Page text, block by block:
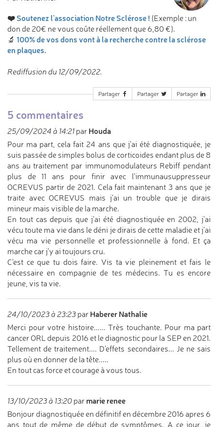
❤️Soutenez l'association Notre Sclérose ! (Exemple : un
don de 20€ ne vous coûte réellement que 6,80 €).
🔬 100% de vos dons vont à la recherche contre la sclérose
en plaques.
Rediffusion du 12/09/2022.
Partager Partager Partager
5 commentaires
25/09/2024 à 14:21 par Houda
Pour ma part, cela fait 24 ans que j'ai été diagnostiquée, je
suis passée de simples bolus de corticoides endant plus de 8
ans au traitement par immunomodulateurs Rebiff pendant
plus de 11 ans pour finir avec l'immunausuppresseur
OCREVUS partir de 2021. Cela fait maintenant 3 ans que je
traite avec OCREVUS mais j'ai un trouble que je dirais
mineur mais visible de la marche.
En tout cas depuis que j'ai été diagnostiquée en 2002, j'ai
vécu toute ma vie dans le déni je dirais de cette maladie et j'ai
vécu ma vie personnelle et professionnelle à fond. Et ça
marche car j'y ai toujours cru.
C'est ce que tu dois faire. Vis ta vie pleinement et fais le
nécessaire en compagnie de tes médecins. Tu es encore
jeune, vis ta vie.
24/10/2023 à 23:23 par Haberer Nathalie
Merci pour votre histoire...... Très touchante. Pour ma part
cancer ORL depuis 2016 et le diagnostic pour la SEP en 2021.
Tellement de traitement.... D'effets secondaires... Je ne sais
plus où en donner de la tête.....
En tout cas force et courage à vous tous.
13/10/2023 à 13:20 par marie renee
Bonjour diagnostiquée en définitif en décembre 2016 apres 6
ans tout de même de début de symptômes. A ce jour, je